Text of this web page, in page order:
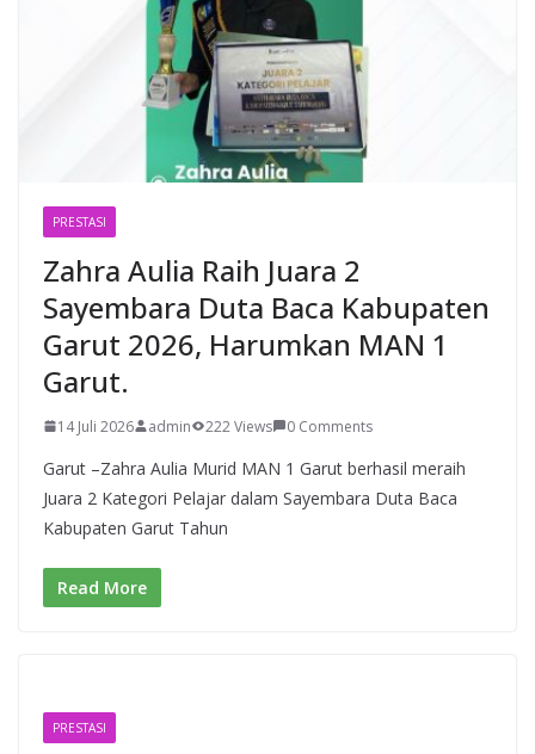
PRESTASI
Zahra Aulia Raih Juara 2
Sayembara Duta Baca Kabupaten
Garut 2026, Harumkan MAN 1
Garut.
14 Juli 2026 admin 222 Views 0 Comments
Garut –Zahra Aulia Murid MAN 1 Garut berhasil meraih
Juara 2 Kategori Pelajar dalam Sayembara Duta Baca
Kabupaten Garut Tahun
Read More
PRESTASI